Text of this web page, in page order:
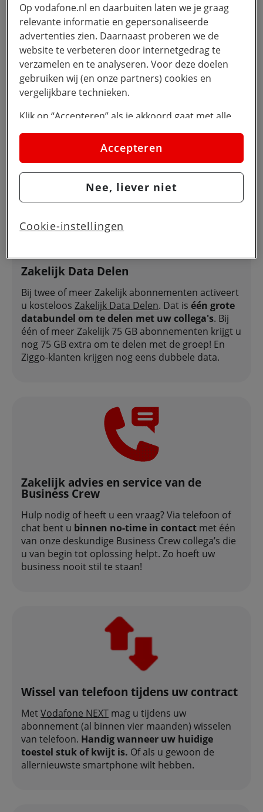
Met of zonder
telefoon
Voordelen bij Zakelijk 20
GB
Zakelijk Data Delen
Bij twee of meer Zakelijk abonnementen activeert
u kosteloos Zakelijk Data Delen. Dat is één grote
databundel om te delen met uw collega's. Bij
één of meer Zakelijk 75 GB abonnementen krijgt u
nog 75 GB extra om te delen met de groep! En
Ziggo-klanten krijgen nog eens dubbele data.
Zakelijk advies en service van de
Business Crew
Hulp nodig of heeft u een vraag? Via telefoon of
chat bent u binnen no-time in contact met één
van onze deskundige Business Crew collega’s die
u van begin tot oplossing helpt. Zo hoeft uw
business nooit stil te staan!
Wissel van telefoon tijdens uw contract
MetVodafone NEXT mag u tijdens uw
abonnement (al binnen vier maanden) wisselen
van telefoon. Handig wanneer uw huidige
toestel stuk of kwijt is. Of als u gewoon de
allernieuwste smartphone wilt hebben.
Op vodafone.nl en daarbuiten laten we je graag
relevante informatie en gepersonaliseerde
advertenties zien. Daarnaast proberen we de
website te verbeteren door internetgedrag te
verzamelen en te analyseren. Voor deze doelen
gebruiken wij (en onze partners) cookies en
vergelijkbare technieken.
Klik op “Accepteren” als je akkoord gaat met alle
cookies. Kies je voor “Nee, liever niet”, dan
plaatsen we alleen strikt noodzakelijke cookies om
de website goed te laten werken. Dat betekent dat
we geen vormen van personalisatie toepassen.
Via cookie instellingen kan je zelf bepalen welke
wijzigen of intrekken op de
Accepteren
Nee, liever niet
Cookie-instellingen